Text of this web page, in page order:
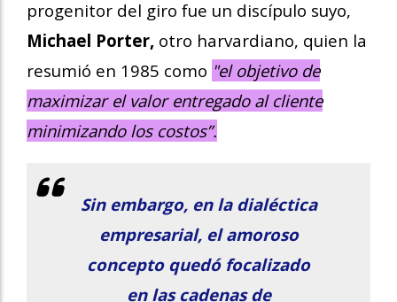
progenitor del giro fue un discípulo suyo,
Michael Porter, otro harvardiano, quien la
resumió en 1985 como "el objetivo de
maximizar el valor entregado al cliente
minimizando los costos”.
Sin embargo, en la dialéctica
empresarial, el amoroso
concepto quedó focalizado
en las cadenas de